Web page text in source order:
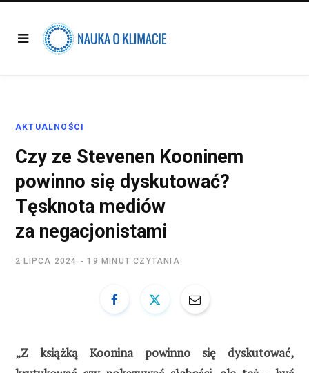
AKTUALNOŚCI
Czy ze Stevenen Kooninem
powinno się dyskutować?
Tęsknota mediów
za negacjonistami
2 LIPCA 2024 19 MINUT CZYTANIA
„Z książką Koonina powinno się dyskutować,